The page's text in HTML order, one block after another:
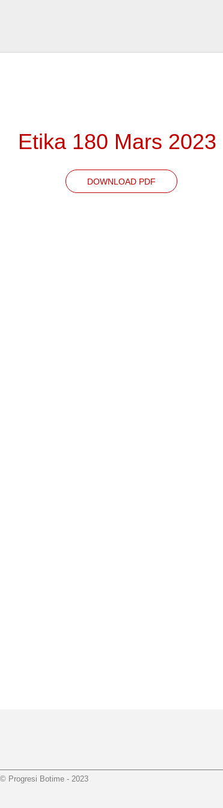
Etika 180 Mars 2023
DOWNLOAD PDF
© Progresi Botime - 2023